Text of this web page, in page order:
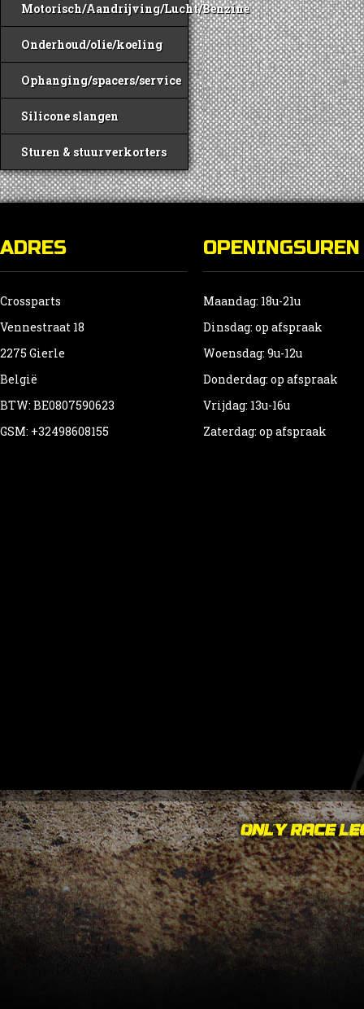
Motorisch/Aandrijving/Lucht/Benzine
Onderhoud/olie/koeling
Ophanging/spacers/service
Silicone slangen
Sturen & stuurverkorters
ADRES
Crossparts
Vennestraat 18
2275 Gierle
België
BTW: BE0807590623
GSM: +32498608155
OPENINGSUREN
Maandag: 18u-21u
Dinsdag: op afspraak
Woensdag: 9u-12u
Donderdag: op afspraak
Vrijdag: 13u-16u
Zaterdag: op afspraak